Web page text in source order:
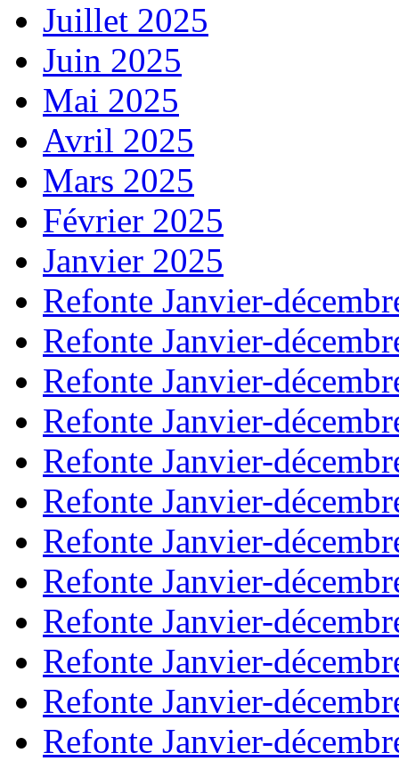
Juillet 2025
Juin 2025
Mai 2025
Avril 2025
Mars 2025
Février 2025
Janvier 2025
Refonte Janvier-
Refonte Janvier-
Refonte Janvier-
Refonte Janvier-
Refonte Janvier-
Refonte Janvier-
Refonte Janvier-
Refonte Janvier-
Refonte Janvier-
Refonte Janvier-
Refonte Janvier-
Refonte Janvier-